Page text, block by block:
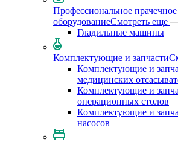
Профессиональное прачечное
оборудованиеСмотреть еще
Гладильные машины
Комплектующие и запчасти
Комплектующие и
медицинских
Комплектующие и
операционных столов
Комплектующие и
насосов